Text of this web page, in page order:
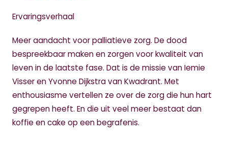
Ervaringsverhaal
Meer aandacht voor palliatieve zorg. De dood
bespreekbaar maken en zorgen voor kwaliteit van
leven in de laatste fase. Dat is de missie van Iemie
Visser en Yvonne Dijkstra van Kwadrant. Met
enthousiasme vertellen ze over de zorg die hun hart
gegrepen heeft. En die uit veel meer bestaat dan
koffie en cake op een begrafenis.